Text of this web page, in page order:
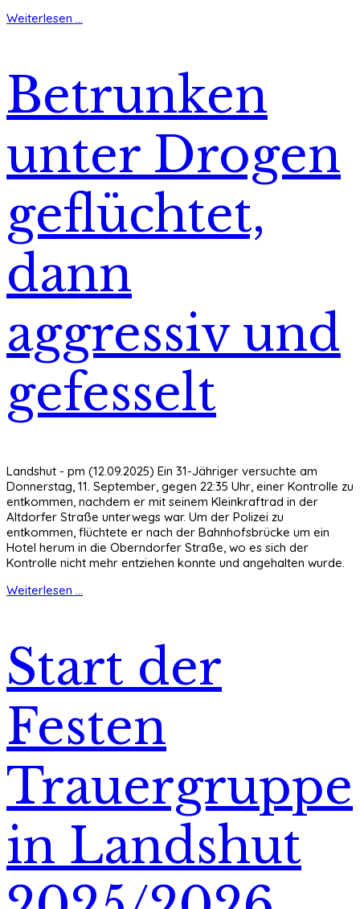
Weiterlesen ...
Betrunken
unter Drogen
geflüchtet,
dann
aggressiv und
gefesselt
Landshut - pm (12.09.2025) Ein 31-Jähriger versuchte am
Donnerstag, 11. September, gegen 22:35 Uhr, einer Kontrolle zu
entkommen, nachdem er mit seinem Kleinkraftrad in der
Altdorfer Straße unterwegs war. Um der Polizei zu
entkommen, flüchtete er nach der Bahnhofsbrücke um ein
Hotel herum in die Oberndorfer Straße, wo es sich der
Kontrolle nicht mehr entziehen konnte und angehalten wurde.
Weiterlesen ...
Start der
Festen
Trauergruppe
in Landshut